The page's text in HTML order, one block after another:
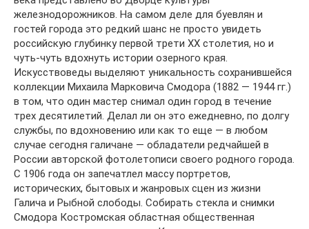
железнодорожников. На самом деле для буевлян и
гостей города это редкий шанс не просто увидеть
российскую глубинку первой трети XX столетия, но и
чуть-чуть вдохнуть истории озерного края.
Искусствоведы выделяют уникальность сохранившейся
коллекции Михаила Марковича Смодора (1882 — 1944 гг.)
в том, что один мастер снимал один город в течение
трех десятилетий. Делал ли он это ежедневно, по долгу
службы, по вдохновению или как то еще — в любом
случае сегодня галичане — обладатели редчайшей в
России авторской фотолетописи своего родного города.
С 1906 года он запечатлел массу портретов,
исторических, бытовых и жанровых сцен из жизни
Галича и Рыбной слободы. Собирать стекла и снимки
Смодора Костромская областная общественная